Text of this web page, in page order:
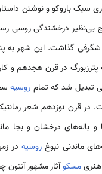
سبک باروکو و نوشتن
بی‌نظیر درخشندگی روسی
شگرفی گذاشت. این شهر به
در قرن هجدهم و
تبدیل شد که تمام روسیه
در قرن نوزدهم شعر
و باله‌های درخشان و بجا
ماندنی نبوغروسیه در
هنریمسکوآثار مشهور آنتون